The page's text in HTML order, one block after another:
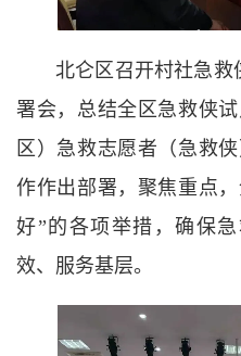
北仑区召开村社急救
署会，总结全区急救侠
区）急救志愿者（急救
作作出部署，聚焦重点
好”的各项举措，确保
效、服务基层。